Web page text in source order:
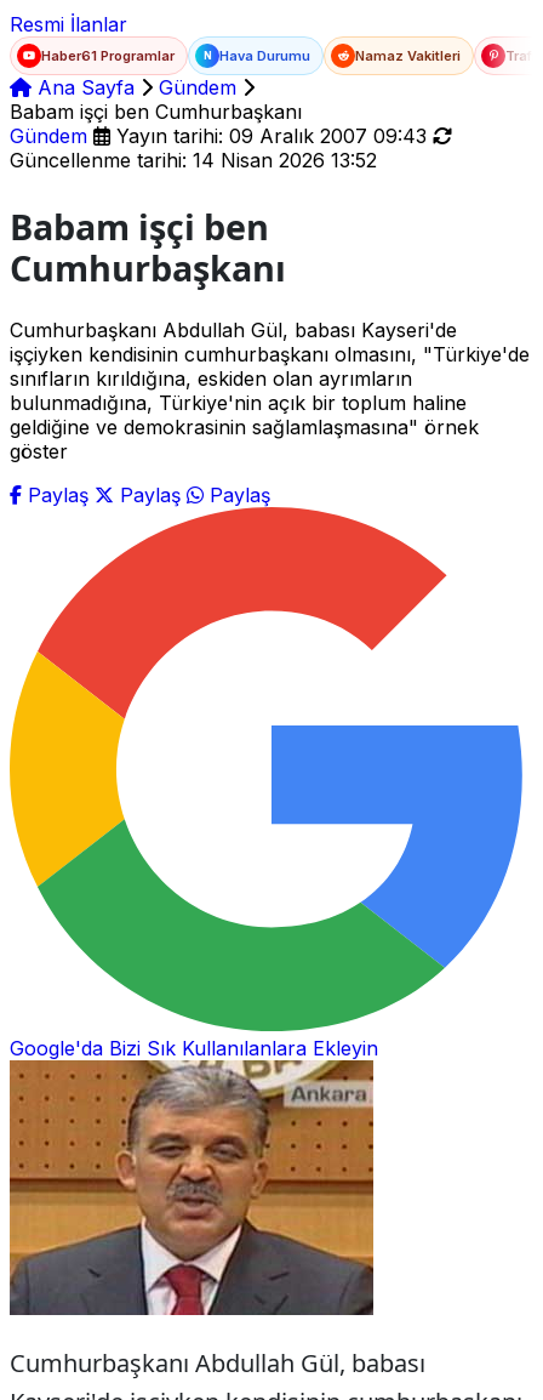
Resmi İlanlar
Haber61 Programlar N Hava Durumu Namaz Vakitleri
Ana Sayfa
Gündem
Babam işçi ben Cumhurbaşkanı
Gündem
Yayın tarihi: 09 Aralık 2007 09:43
Güncellenme tarihi: 14 Nisan 2026 13:52
Babam işçi ben
Cumhurbaşkanı
Cumhurbaşkanı Abdullah Gül, babası Kayseri'de
işçiyken kendisinin cumhurbaşkanı olmasını, "Türkiye'de
sınıfların kırıldığına, eskiden olan ayrımların
bulunmadığına, Türkiye'nin açık bir toplum haline
geldiğine ve demokrasinin sağlamlaşmasına" örnek
göster
Paylaş
Paylaş Paylaş
Google'da Bizi Sık Kullanılanlara Ekleyin
Cumhurbaşkanı Abdullah Gül, babası